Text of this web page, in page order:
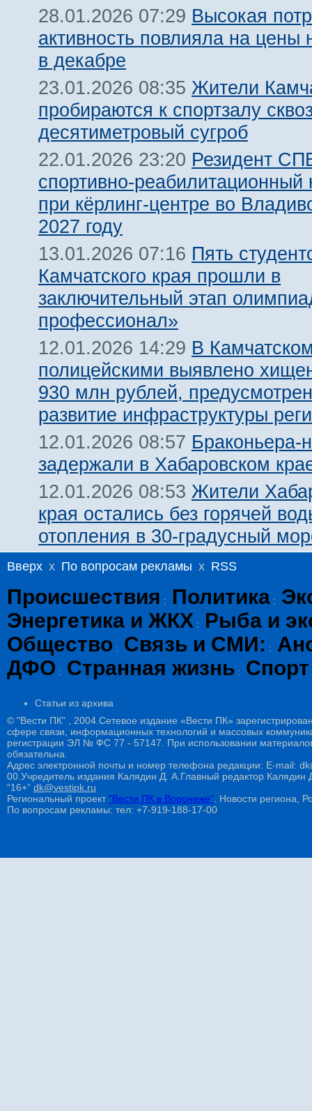
28.01.2026 07:29 Высокая
активность повлияла на цены
в декабре
23.01.2026 08:35 Жители
пробираются к спортзалу
десятиметровый сугроб
22.01.2026 23:20 Резидент
спортивно-реабилитационный
при кёрлинг-центре во
2027 году
13.01.2026 07:16 Пять
Камчатского края прошли в
заключительный этап
профессионал»
12.01.2026 14:29 В
полицейскими выявлено
930 млн рублей,
развитие инфраструктуры
12.01.2026 08:57 Браконьера-
задержали в Хабаровском
12.01.2026 08:53 Жители
края остались без горячей
отопления в 30-градусный
Вверх x По вопросам рекламы x RSS
Происшествия : Политика :
Энергетика и ЖКХ :
Рыба и
Общество : Связь и СМИ: :
ДФО : Странная жизнь : Спорт
Статьи из архива
© "Вести ПК" , 2004.Сетевое издание «Вести ПК»
сфере связи, информационных технологий и массовых
регистрации ЭЛ № ФС 77 - 57147. При использовании
обязательна.
Адрес электронной почты и номер телефона редакции: E-mail:
00.Учредитель издания Калядин Д. А.Главный редактор
“16+” dk@vestipk.ru
Региональный проект"Вести ПК в Воронеже" . Новости региона,
По вопросам рекламы: тел: +7-919-188-17-00